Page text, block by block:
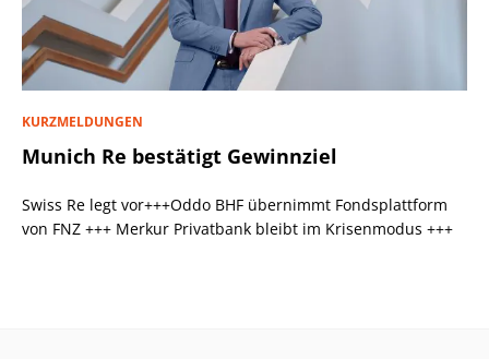
KURZMELDUNGEN
Munich Re bestätigt Gewinnziel
Swiss Re legt vor+++Oddo BHF übernimmt Fondsplattform
von FNZ +++ Merkur Privatbank bleibt im Krisenmodus +++